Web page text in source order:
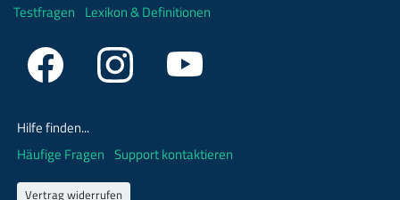
Testfragen Lexikon & Definitionen
Hilfe finden...
Häufige Fragen Support kontaktieren
Vertrag widerrufen